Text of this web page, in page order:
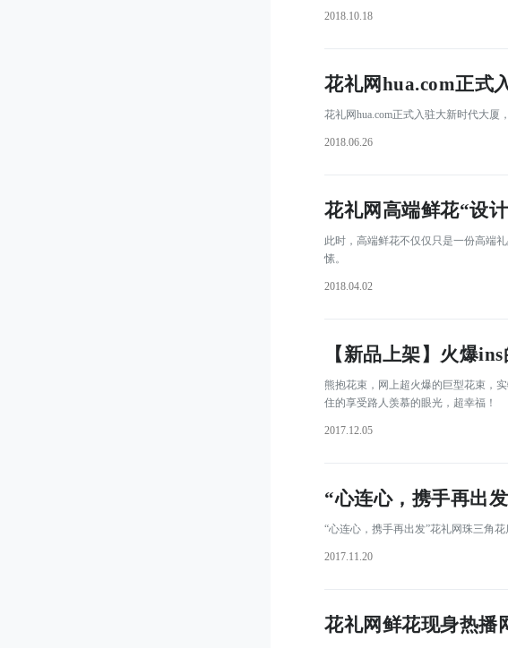
2018.10.18
花礼网hua.com正式
花礼网hua.com正式入驻大新时代大
2018.06.26
花礼网高端鲜花“设
此时，高端鲜花不仅仅只是一份高端
愫。
2018.04.02
【新品上架】火爆
熊抱花束，网上超火爆的巨型花束，
住的享受路人羡慕的眼光，超幸福！
2017.12.05
“心连心，携手再出
“心连心，携手再出发”花礼网珠三角
2017.11.20
花礼网鲜花现身热播